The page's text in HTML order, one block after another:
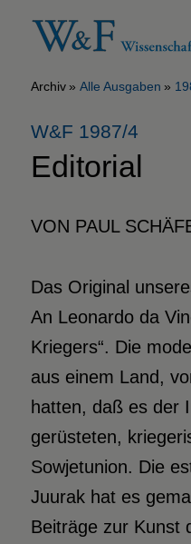
Archiv Alle Ausgaben
W&F 1987/4
Editorial
VON PAUL
Das Original
An Leonardo da
Kriegers“. Die
aus einem Land,
hatten, daß es der
gerüsteten,
Sowjetunion. Die
Juurak hat es
Beiträge zur Kunst